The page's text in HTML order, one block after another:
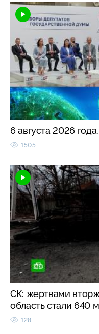
6 августа 2026
1505
СК: жертвами
область стали 640
128